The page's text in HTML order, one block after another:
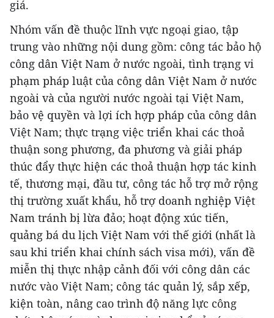
giá.
Nhóm vấn đề thuộc lĩnh vực ngoại giao, tập
trung vào những nội dung gồm: công tác bảo hộ
công dân Việt Nam ở nước ngoài, tình trạng vi
phạm pháp luật của công dân Việt Nam ở nước
ngoài và của người nước ngoài tại Việt Nam,
bảo vệ quyền và lợi ích hợp pháp của công dân
Việt Nam; thực trạng việc triển khai các thoả
thuận song phương, đa phương và giải pháp
thúc đẩy thực hiện các thoả thuận hợp tác kinh
tế, thương mại, đầu tư, công tác hỗ trợ mở rộng
thị trường xuất khẩu, hỗ trợ doanh nghiệp Việt
Nam tránh bị lừa đảo; hoạt động xúc tiến,
quảng bá du lịch Việt Nam với thế giới (nhất là
sau khi triển khai chính sách visa mới), vấn đề
miễn thị thực nhập cảnh đối với công dân các
nước vào Việt Nam; công tác quản lý, sắp xếp,
kiện toàn, nâng cao trình độ năng lực công